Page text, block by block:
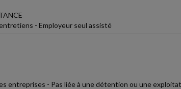
- Employeur seul assisté
entreprises - Pas liée à une détention ou une